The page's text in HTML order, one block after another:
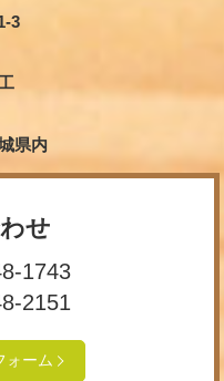
3
県内
せ
1743
2151
ォーム